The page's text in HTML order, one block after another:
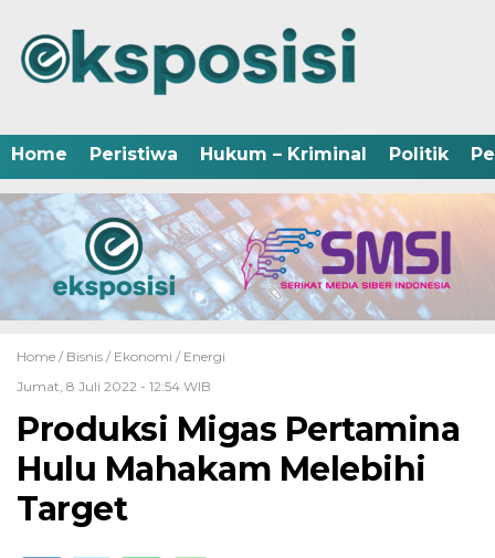
Home Peristiwa Hukum – Kriminal Politik
Home / Bisnis / Ekonomi / Energi
Jumat, 8 Juli 2022 - 12:54 WIB
Produksi Migas Pertamina
Hulu Mahakam Melebihi
Target